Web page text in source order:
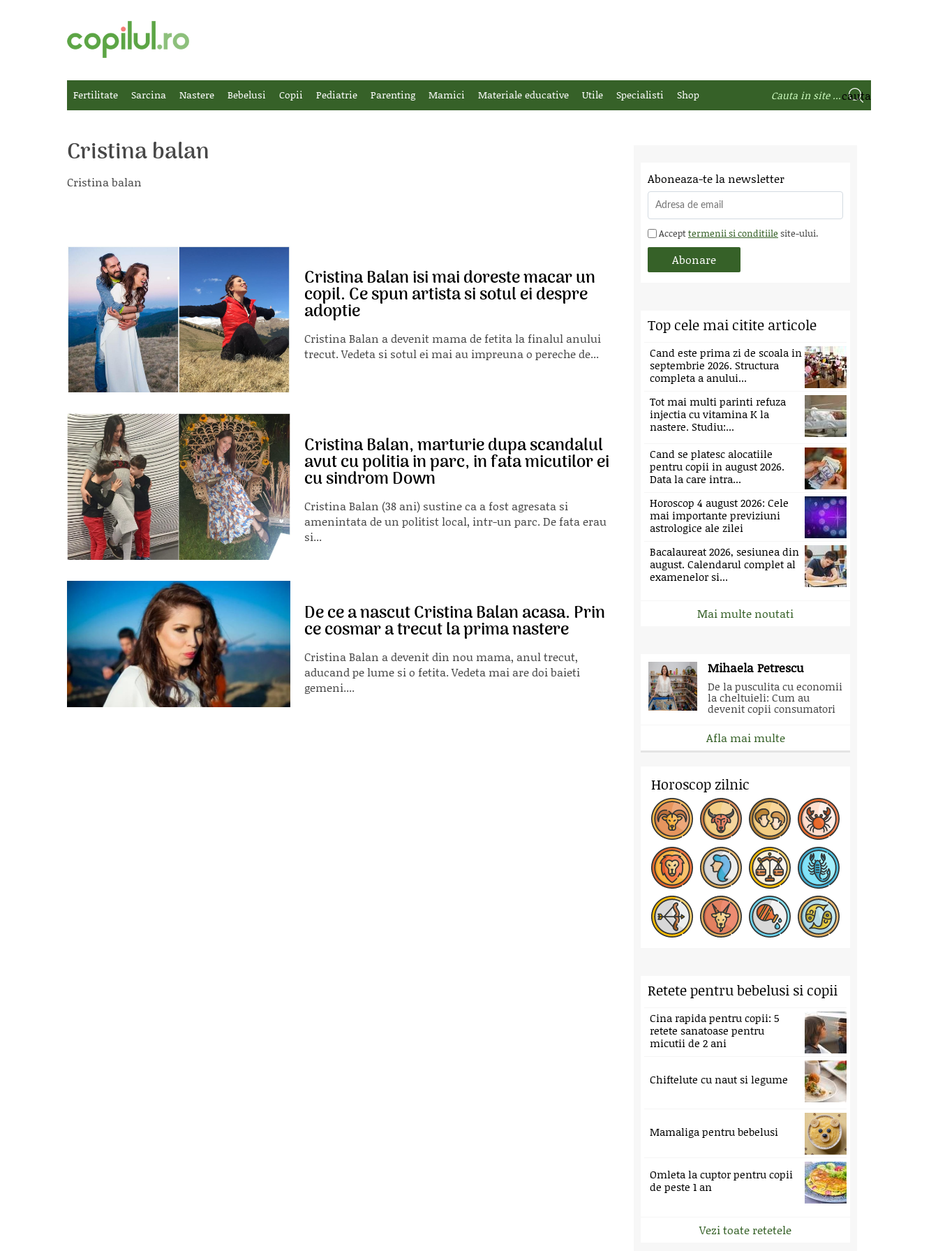
Fertilitate Sarcina Nastere Bebelusi Copii Pediatrie Parenting Mamici Materiale educative Utile Specialisti Shop
Cristina balan
Cristina balan
Cristina Balan isi mai doreste macar un
copil. Ce spun artista si sotul ei despre
adoptie
Cristina Balan a devenit mama de fetita la finalul anului
trecut. Vedeta si sotul ei mai au impreuna o pereche de...
Cristina Balan, marturie dupa scandalul
avut cu politia in parc, in fata micutilor ei
cu sindrom Down
Cristina Balan (38 ani) sustine ca a fost agresata si
amenintata de un politist local, intr-un parc. De fata erau
si...
De ce a nascut Cristina Balan acasa. Prin
ce cosmar a trecut la prima nastere
Cristina Balan a devenit din nou mama, anul trecut,
aducand pe lume si o fetita. Vedeta mai are doi baieti
gemeni....
Aboneaza-te la newsletter
Accepttermenii si conditiile site-ului.
Top cele mai citite articole
Cand este prima zi de scoala in
septembrie 2026. Structura
completa a anului...
Tot mai multi parinti refuza
injectia cu vitamina K la
nastere. Studiu:...
Cand se platesc alocatiile
pentru copii in august 2026.
Data la care intra...
Horoscop 4 august 2026: Cele
mai importante previziuni
astrologice ale zilei
Bacalaureat 2026, sesiunea din
august. Calendarul complet al
examenelor si...
Mai multe noutati
Mihaela Petrescu
De la pusculita cu economii
la cheltuieli: Cum au
devenit copii consumatori
Afla mai multe
Horoscop zilnic
Retete pentru bebelusi si copii
Cina rapida pentru copii: 5
retete sanatoase pentru
micutii de 2 ani
Chiftelute cu naut si legume
Mamaliga pentru bebelusi
Omleta la cuptor pentru copii
de peste 1 an
Vezi toate retetele